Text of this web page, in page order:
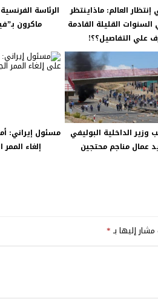
العالم: ماذاينتظر
السنوات القليلة القادمة
علي التفاصيل؟؟!
الرئاسة
ماكرون
وزير الداخلية البوليفي
عمال مناجم محتجين
مسئول إيراني:
إلغاء الممر
مشار إليها بـ*